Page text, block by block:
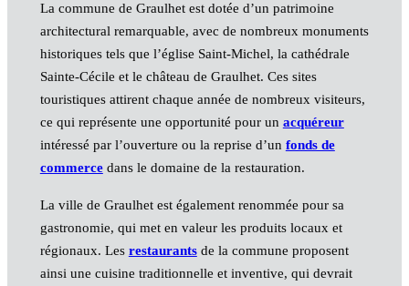
La commune de Graulhet est dotée d’un patrimoine
architectural remarquable, avec de nombreux monuments
historiques tels que l’église Saint-Michel, la cathédrale
Sainte-Cécile et le château de Graulhet. Ces sites
touristiques attirent chaque année de nombreux visiteurs,
ce qui représente une opportunité pour un acquéreur
intéressé par l’ouverture ou la reprise d’un fonds de
commercedans le domaine de la restauration.
La ville de Graulhet est également renommée pour sa
gastronomie, qui met en valeur les produits locaux et
régionaux. Les restaurantsde la commune proposent
ainsi une cuisine traditionnelle et inventive, qui devrait